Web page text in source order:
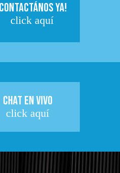
YA!
click aquí
CHAT EN VIVO
click aquí